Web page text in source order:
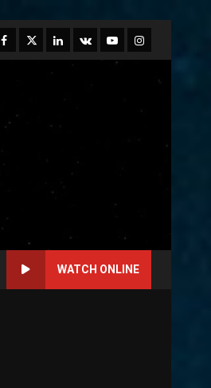
Facebook
TwitterLinkedin
VK YoutubeInstagram
WATCH ONLINE